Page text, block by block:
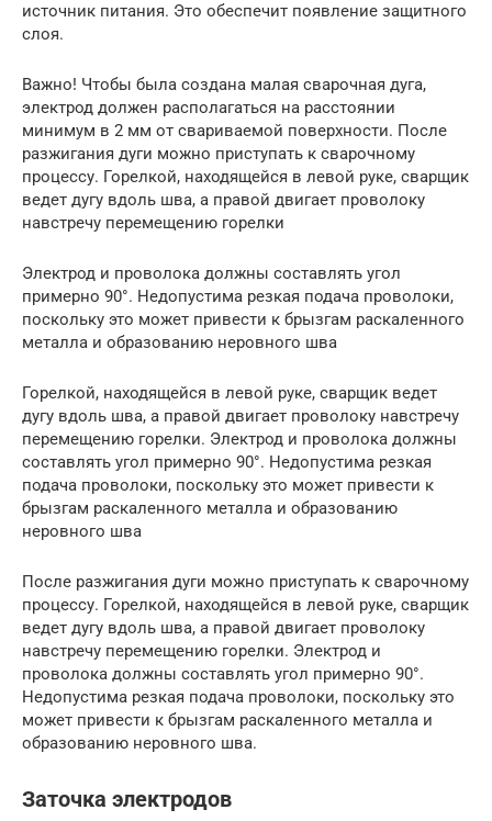
источник питания. Это обеспечит появление защитного
слоя.
Важно! Чтобы была создана малая сварочная дуга,
электрод должен располагаться на расстоянии
минимум в 2 мм от свариваемой поверхности. После
разжигания дуги можно приступать к сварочному
процессу. Горелкой, находящейся в левой руке, сварщик
ведет дугу вдоль шва, а правой двигает проволоку
навстречу перемещению горелки
Электрод и проволока должны составлять угол
примерно 90°. Недопустима резкая подача проволоки,
поскольку это может привести к брызгам раскаленного
металла и образованию неровного шва
Горелкой, находящейся в левой руке, сварщик ведет
дугу вдоль шва, а правой двигает проволоку навстречу
перемещению горелки. Электрод и проволока должны
составлять угол примерно 90°. Недопустима резкая
подача проволоки, поскольку это может привести к
брызгам раскаленного металла и образованию
неровного шва
После разжигания дуги можно приступать к сварочному
процессу. Горелкой, находящейся в левой руке, сварщик
ведет дугу вдоль шва, а правой двигает проволоку
навстречу перемещению горелки. Электрод и
проволока должны составлять угол примерно 90°.
Недопустима резкая подача проволоки, поскольку это
может привести к брызгам раскаленного металла и
образованию неровного шва.
Заточка электродов